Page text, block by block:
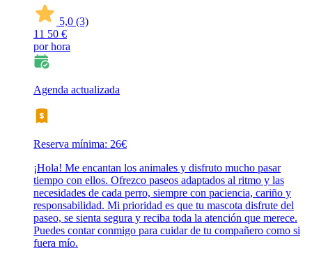
5,0 (3)
11 50 €
por hora
Agenda actualizada
Reserva mínima: 26€
¡Hola! Me encantan los animales y disfruto mucho pasar
tiempo con ellos. Ofrezco paseos adaptados al ritmo y las
necesidades de cada perro, siempre con paciencia, cariño y
responsabilidad. Mi prioridad es que tu mascota disfrute del
paseo, se sienta segura y reciba toda la atención que merece.
Puedes contar conmigo para cuidar de tu compañero como si
fuera mío.